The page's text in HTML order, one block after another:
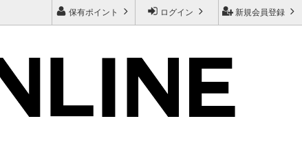
新規会員登録
ログイン
保有ポイント